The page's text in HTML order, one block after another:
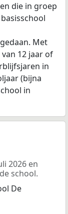
die in groep
Met
12 jaar of
in
(bijna
in
2026 en
school.
De